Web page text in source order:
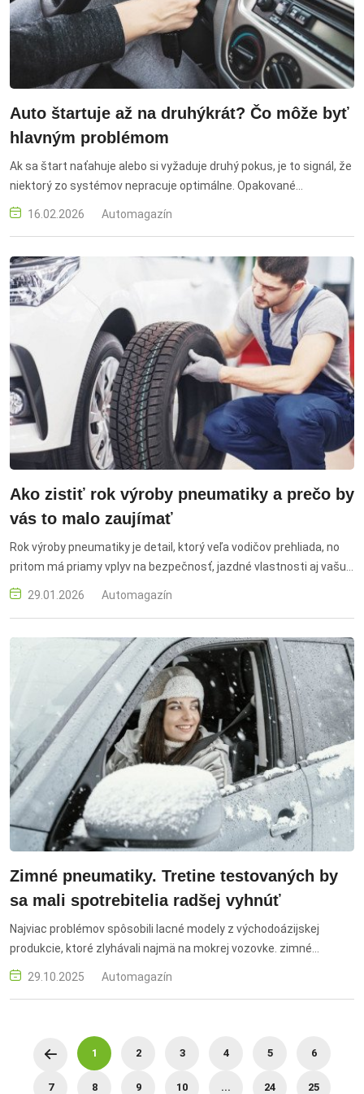
Auto štartuje až na druhýkrát? Čo môže byť
hlavným problémom
Ak sa štart naťahuje alebo si vyžaduje druhý pokus, je to signál, že
niektorý zo systémov nepracuje optimálne. Opakované
štartovanie zbytočne zaťažuje batériu, štartér aj elektrickú
elektrické kontakty, alternátor, zapaľovanie, zapaľovacie sviečky,
senzory, snímač teploty motora, snímač hmotnosti vzduchu,
štartér, solenoid, elektrické spojenia, diagnostika, servis
16.02.2026 Automagazín
Ako zistiť rok výroby pneumatiky a prečo by
vás to malo zaujímať
Rok výroby pneumatiky je detail, ktorý veľa vodičov prehliada, no
pritom má priamy vplyv na bezpečnosť, jazdné vlastnosti aj vašu
peňaženku. rok výroby pneumatiky, DOT, bočnica, posledné štyri
čísla, týždeň výroby, rok výroby, bezpečnosť, jazdné vlastnosti,
pri kúpe, staršie pneumatiky, vizuálna kontrola, cena, motoristi,
pneumatiky, bezpečnosť na ceste
29.01.2026 Automagazín
Zimné pneumatiky. Tretine testovaných by
sa mali spotrebitelia radšej vyhnúť
Najviac problémov spôsobili lacné modely z východoázijskej
produkcie, ktoré zlyhávali najmä na mokrej vozovke. zimné
pneumatiky, testované, spotrebitelia, vyhnúť, kvalita, bezpečnosť,
priľnavosť, brzdenie, sneh, ľad, hodnotenie, test, výkon,
29.10.2025 Automagazín
1 2 3 4 5 6
7 8 9 10 ... 24 25